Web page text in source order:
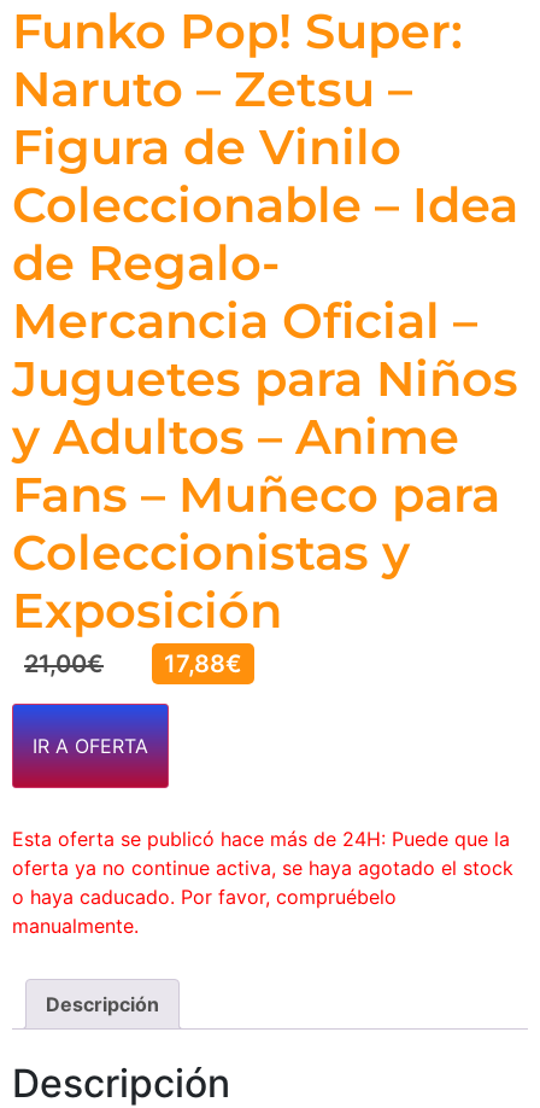
Funko Pop! Super:
Naruto – Zetsu –
Figura de Vinilo
Coleccionable – Idea
de Regalo-
Mercancia Oficial –
Juguetes para Niños
y Adultos – Anime
Fans – Muñeco para
Coleccionistas y
Exposición
21,00€ 17,88€
IR A OFERTA
Esta oferta se publicó hace más de 24H: Puede que la
oferta ya no continue activa, se haya agotado el stock
o haya caducado. Por favor, compruébelo
manualmente.
Descripción
Descripción